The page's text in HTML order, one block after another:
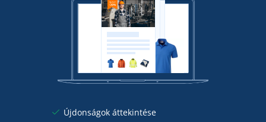
Újdonságok áttekintése